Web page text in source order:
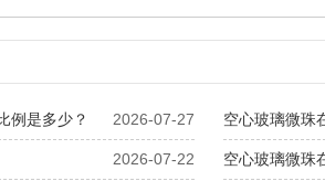
2026-07-27
例是多少？ 空心玻璃微珠
2026-07-22 空心玻璃微珠